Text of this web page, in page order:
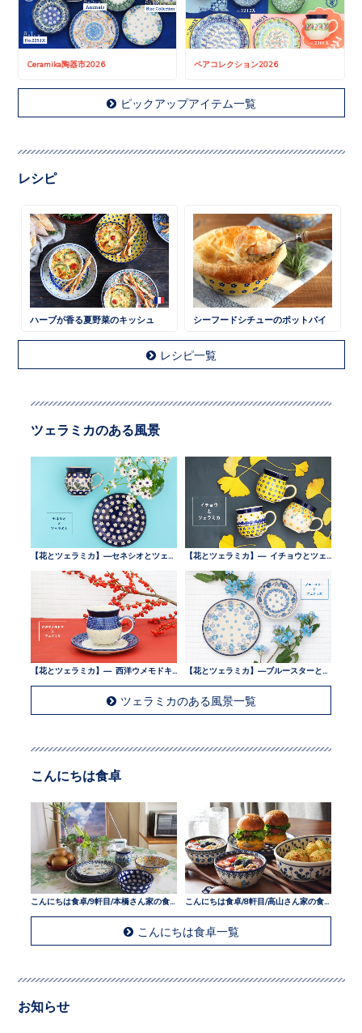
Ceramika陶器市2026 ペアコレクション2026
ピックアップアイテム一覧
レシピ
ハーブが香る夏野菜のキッシュ シーフードシチューのポットパイ
レシピ一覧
ツェラミカのある風景
ツェラミカのある風景一覧
こんにちは食卓
こんにちは食卓/9軒目/本橋さん家の食卓
こんにちは食卓一覧
お知らせ